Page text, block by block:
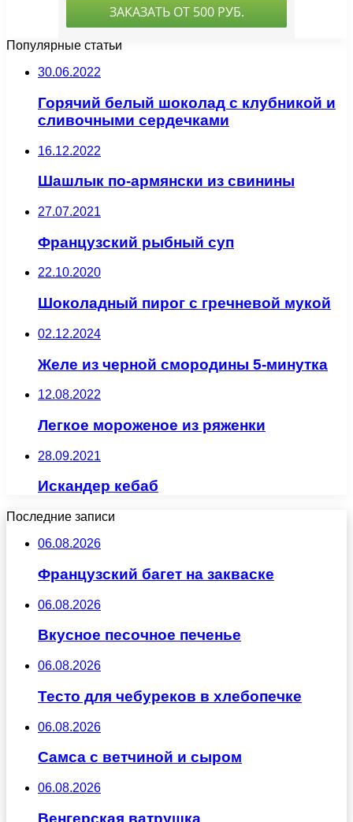
Популярные статьи
30.06.2022
Горячий белый шоколад с клубникой и
сливочными сердечками
16.12.2022
Шашлык по-армянски из свинины
27.07.2021
Французский рыбный суп
22.10.2020
Шоколадный пирог с гречневой мукой
02.12.2024
Желе из черной смородины 5-минутка
12.08.2022
Легкое мороженое из ряженки
28.09.2021
Искандер кебаб
Последние записи
06.08.2026
Французский багет на закваске
06.08.2026
Вкусное песочное печенье
06.08.2026
Тесто для чебуреков в хлебопечке
06.08.2026
Самса с ветчиной и сыром
06.08.2026
Венгерская ватрушка